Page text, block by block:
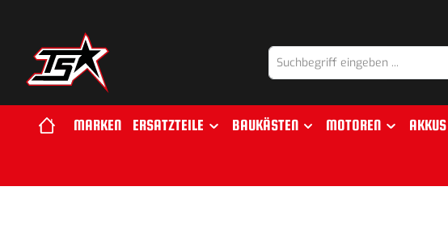
MARKEN ERSATZTEILE BAUKÄSTEN MOTOREN AKKUS